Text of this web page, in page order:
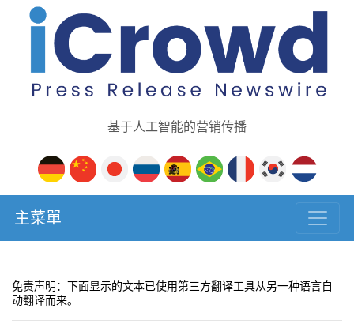
基于人工智能的营销传播
主菜單
免责声明：下面显示的文本已使用第三方翻译工具从另一种语言自
动翻译而来。